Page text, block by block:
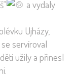
a vydaly
Ujházy,
servíroval
užily a přinesl